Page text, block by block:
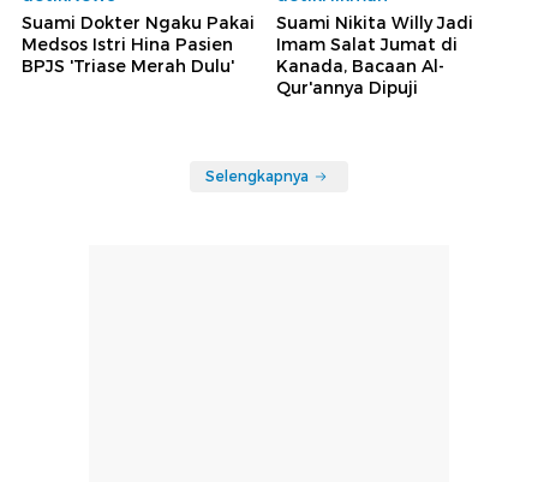
Suami Dokter Ngaku Pakai
Medsos Istri Hina Pasien
BPJS 'Triase Merah Dulu'
Suami Nikita Willy Jadi
Imam Salat Jumat di
Kanada, Bacaan Al-
Qur'annya Dipuji
Selengkapnya